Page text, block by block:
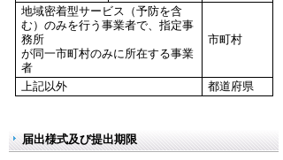
地域密着型サービス（予防を含
む）のみを行う事業者で、指定事
務所
が同一市町村のみに所在する事業
者
市町村
上記以外 都道府県
届出様式及び提出期限